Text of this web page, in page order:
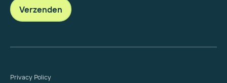
Privacy Policy